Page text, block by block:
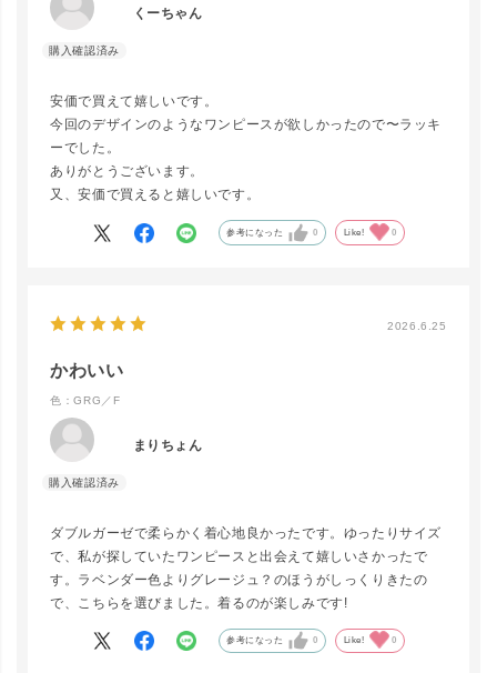
GRG／F
LINEで再入荷
BLK／F
LINEで再入荷
くーちゃん
安価で買えて嬉しいです。
今回のデザインのようなワンピースが欲しかったので〜ラッキ
ーでした。
ありがとうございます。
又、安価で買えると嬉しいです。
参考になった 0 Like! 0
2026.6.25
かわいい
色：GRG／F
まりちょん
ダブルガーゼで柔らかく着心地良かったです。ゆったりサイズ
で、私が探していたワンピースと出会えて嬉しいさかったで
す。ラベンダー色よりグレージュ？のほうがしっくりきたの
で、こちらを選びました。着るのが楽しみです!
参考になった 0 Like! 0